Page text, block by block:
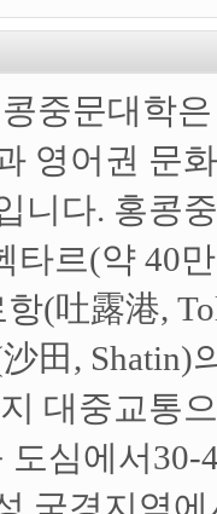
중문대학
영어권 문
니다. 홍콩
타르(약 40
(吐露港,
田, Shatin)
대중교통
심에서30-